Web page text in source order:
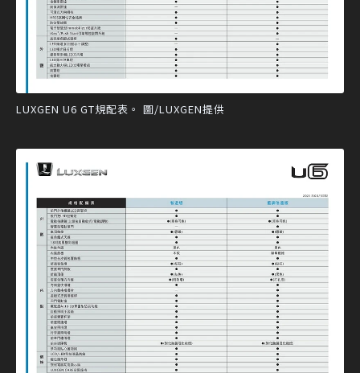
LUXGEN U6 GT規配表。 圖/LUXGEN提供